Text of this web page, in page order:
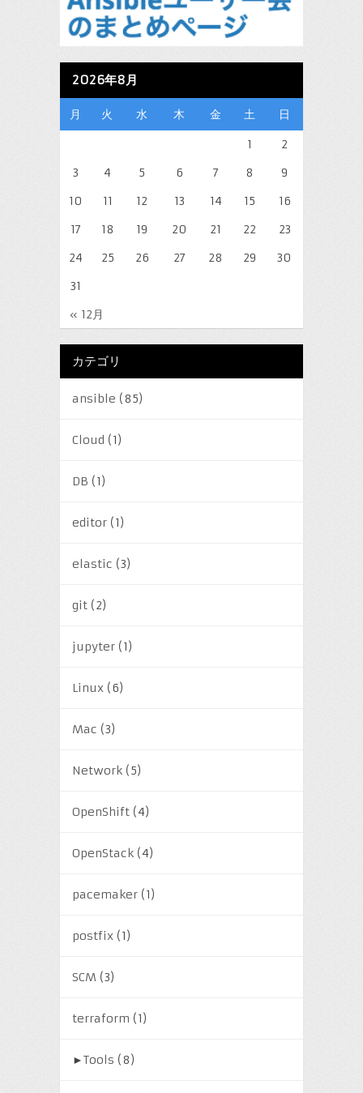
2026年8月
月 火 水 木 金 土 日
« 12月
1
2
3
4 5 6 7 8
9
10
11 12 13 14 15
16
17
18 19 20 21 22
23
24
25 26 27 28 29
30
31
カテゴリ
ansible (85)
Cloud (1)
DB (1)
editor(1)
elastic (3)
git(2)
jupyter(1)
Linux(6)
Mac (3)
Network(5)
OpenShift(4)
OpenStack(4)
pacemaker(1)
postfix(1)
SCM (3)
terraform (1)
►Tools (8)